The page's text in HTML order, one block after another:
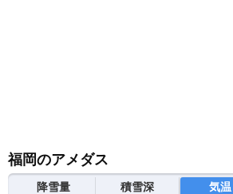
福岡のアメダス
降雪量 積雪深 気温